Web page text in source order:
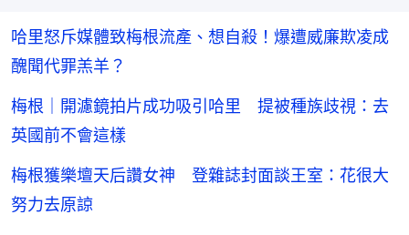
哈里怒斥媒體致梅根流產、想自殺！爆遭威廉欺凌成
醜聞代罪羔羊？
梅根｜開濾鏡拍片成功吸引哈里 提被種族歧視：去
英國前不會這樣
梅根獲樂壇天后讚女神 登雜誌封面談王室：花很大
努力去原諒